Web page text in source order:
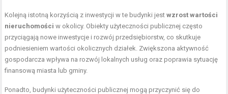
Kolejną istotną korzyścią z inwestycji w te budynki jestwzrost wartości
nieruchomości w okolicy. Obiekty użyteczności publicznej często
przyciągają nowe inwestycje i rozwój przedsiębiorstw, co skutkuje
podniesieniem wartości okolicznych działek. Zwiększona aktywność
gospodarcza wpływa na rozwój lokalnych usług oraz poprawia sytuację
finansową miasta lub gminy.
Ponadto, budynki użyteczności publicznej mogą przyczynić się do